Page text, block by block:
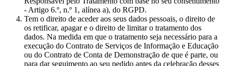
- Artigo 6.º, n.º 1, alínea a), do RGPD.
Tem o direito de aceder aos seus dados pessoais, o direito de
os retificar, apagar e o direito de limitar o tratamento dos
dados. Na medida em que o tratamento seja necessário para a
execução do Contrato de Serviços de Informação e Educação
ou do Contrato de Conta de Demonstração de que é parte, ou
para dar seguimento ao seu pedido antes da celebração desses